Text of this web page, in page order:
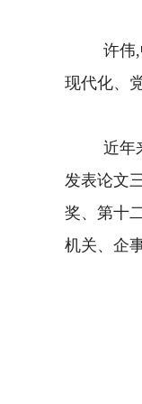
许伟,
现代化、
近年
发表论文
奖、第十
机关、企